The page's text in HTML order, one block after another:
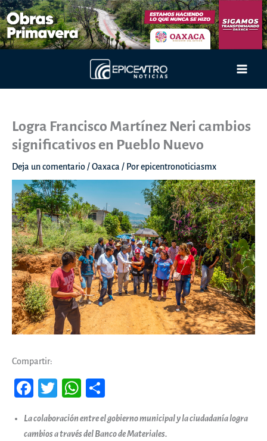
Ir
al
contenido
Logra Francisco Martínez Neri cambios
significativos en Pueblo Nuevo
Deja un comentario/Oaxaca / Porepicentronoticiasmx
Compartir:
Fa
b
T
tt
W
ts pa
La colaboración entre el gobierno municipal y la ciudadanía logra
cambios a través del Banco de Materiales.